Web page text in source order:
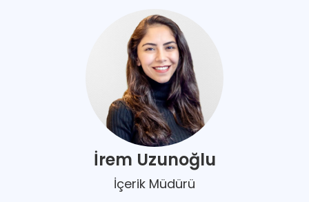
İrem Uzunoğlu
İçerik Müdürü